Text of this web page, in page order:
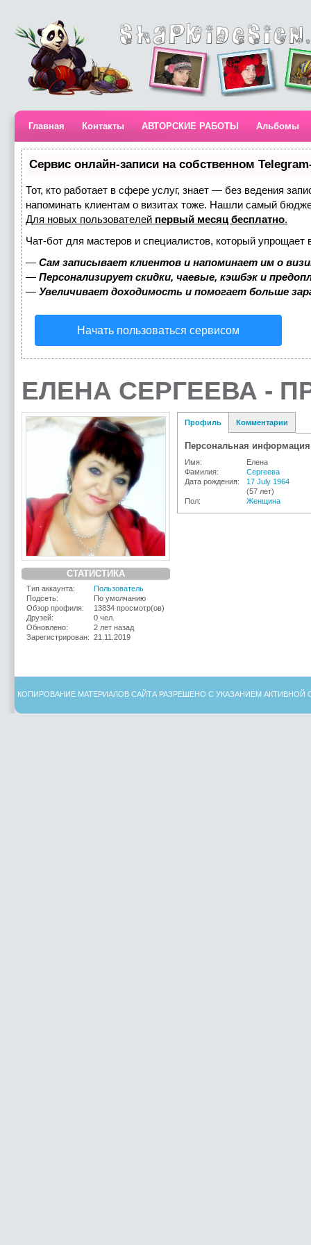
Главная Контакты АВТОРСКИЕ РАБОТЫ Альбомы
Сервис онлайн-записи на собственном
Тот, кто работает в сфере услуг, знает — без ведения
напоминать клиентам о визитах тоже. Нашли самый
Для новых пользователей первый месяц бесплатно.
Чат-бот для мастеров и специалистов, который упрощает
— Сам записывает клиентов и напоминает им о
— Персонализирует скидки, чаевые, кэшбэк и
— Увеличивает доходимость и помогает больше
Начать пользоваться сервисом
ЕЛЕНА СЕРГЕЕВА -
СТАТИСТИКА
Тип аккаунта:
Пользователь
Подсеть:
По умолчанию
Обзор профиля:
13834 просмотр(ов)
Друзей:
0 чел.
Обновлено:
2 лет назад
Зарегистрирован: 21.11.2019
Профиль Комментарии
Персональная информация
Имя:
Елена
Фамилия:
Сергеева
Дата рождения:
17 July 1964
(57 лет)
Пол:
Женщина
КОПИРОВАНИЕ МАТЕРИАЛОВ САЙТА РАЗРЕШЕНО С УКАЗАНИЕМ АКТИВНОЙ